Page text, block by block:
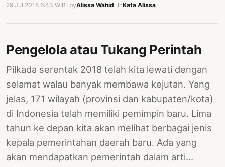
29 Jul 2018 6:43 WIB byAlissa Wahid InKata Alissa
Pengelola atau Tukang Perintah
Pilkada serentak 2018 telah kita lewati dengan
selamat walau banyak membawa kejutan. Yang
jelas, 171 wilayah (provinsi dan kabupaten/kota)
di Indonesia telah memiliki pemimpin baru. Lima
tahun ke depan kita akan melihat berbagai jenis
kepala pemerintahan daerah baru. Ada yang
akan mendapatkan pemerintah dalam arti…